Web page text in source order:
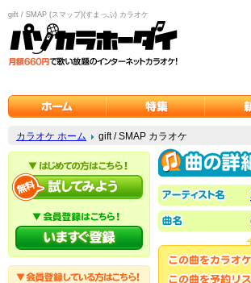
gift / SMAP (スマップ)(すまっぷ) カラオケ
カラオケ ホーム gift / SMAP カラオケ